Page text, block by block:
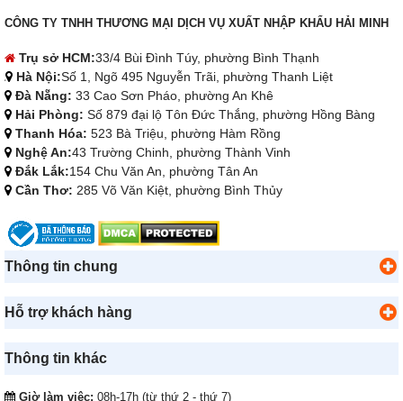
CÔNG TY TNHH THƯƠNG MẠI DỊCH VỤ XUẤT NHẬP KHẨU HẢI MINH
Trụ sở HCM:33/4 Bùi Đình Túy, phường Bình Thạnh
Hà Nội:Số 1, Ngõ 495 Nguyễn Trãi, phường Thanh Liệt
Đà Nẵng: 33 Cao Sơn Pháo, phường An Khê
Hải Phòng: Số 879 đại lộ Tôn Đức Thắng, phường Hồng Bàng
Thanh Hóa: 523 Bà Triệu, phường Hàm Rồng
Nghệ An:43 Trường Chinh, phường Thành Vinh
Đắk Lắk:154 Chu Văn An, phường Tân An
Cần Thơ: 285 Võ Văn Kiệt, phường Bình Thủy
Thông tin chung
Hỗ trợ khách hàng
Thông tin khác
Giờ làm việc: 08h-17h (từ thứ 2 - thứ 7)